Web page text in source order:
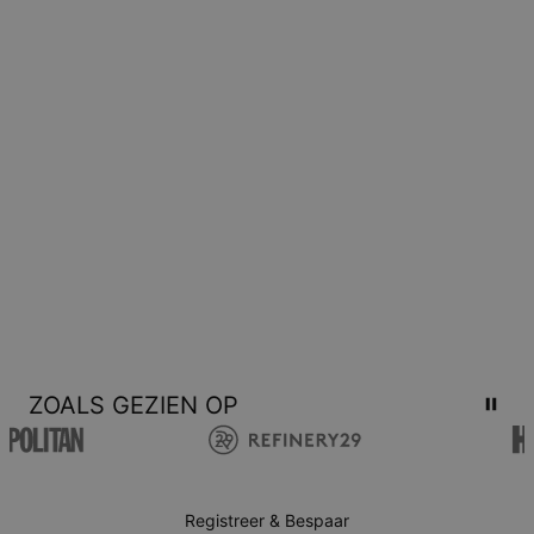
ZOALS GEZIEN OP
Registreer & Bespaar